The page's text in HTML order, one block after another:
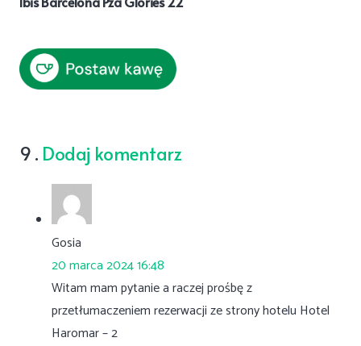
9komentarzy
. Dodaj komentarz
Gosia
20 marca 2024 16:48
Witam mam pytanie a raczej prośbę z
przetłumaczeniem rezerwacji ze strony hotelu Hotel
Haromar – 2